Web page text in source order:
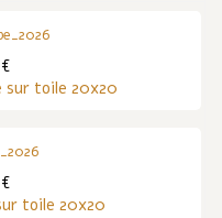
sur toile 20x20
toile 20x20